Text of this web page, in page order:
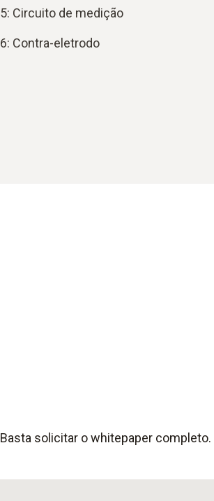
5: Circuito de medição
6: Contra-eletrodo
Basta solicitar o whitepaper completo.